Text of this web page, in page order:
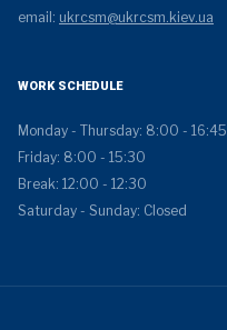
email: ukrcsm@ukrcsm.kiev.ua
WORK SCHEDULE
Monday - Thursday: 8:00 - 16:45
Friday: 8:00 - 15:30
Break: 12:00 - 12:30
Saturday - Sunday: Closed